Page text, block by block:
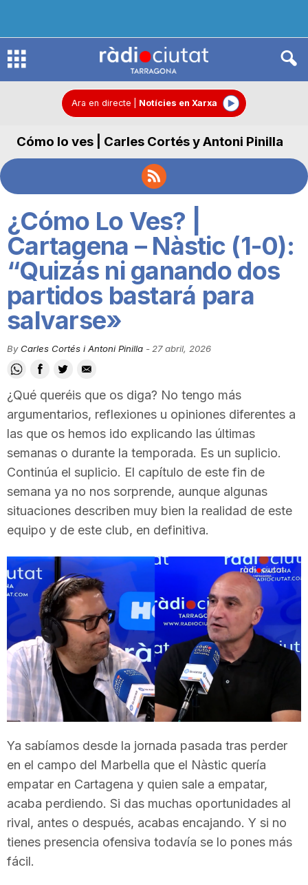
R
d
C
i
t
a
t
a
r
r
a
Ara en directe Notícies en Xarxa
Cómo lo ves | Carles Cortés y Antoni Pinilla
¿Cómo Lo Ves? |
Cartagena – Nàstic (1-0):
“Quizás ni ganando dos
partidos bastará para
salvarse»
By Carles Cortés i Antoni Pinilla - 27 abril, 2026
¿Qué queréis que os diga? No tengo más
argumentarios, reflexiones u opiniones diferentes a
las que os hemos ido explicando las últimas
semanas o durante la temporada. Es un suplicio.
Continúa el suplicio. El capítulo de este fin de
semana ya no nos sorprende, aunque algunas
situaciones describen muy bien la realidad de este
equipo y de este club, en definitiva.
Ya sabíamos desde la jornada pasada tras perder
en el campo del Marbella que el Nàstic quería
empatar en Cartagena y quien sale a empatar,
acaba perdiendo. Si das muchas oportunidades al
rival, antes o después, acabas encajando. Y si no
tienes presencia ofensiva todavía se lo pones más
fácil.